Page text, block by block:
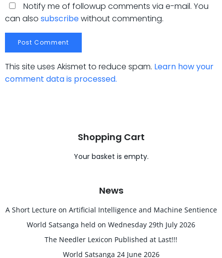
Notify me of followup comments via e-mail. You
can also subscribewithout commenting.
This site uses Akismet to reduce spam. Learn how your
comment data is processed.
Shopping Cart
Your basket is empty.
News
A Short Lecture on Artificial Intelligence and Machine Sentience
World Satsanga held on Wednesday 29th July 2026
The Needler Lexicon Published at Last!!!
World Satsanga 24 June 2026